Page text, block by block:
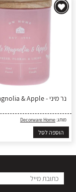
נר מיני - White Magnolia & Apple
מותג:Decorware Home
הוספה לסל